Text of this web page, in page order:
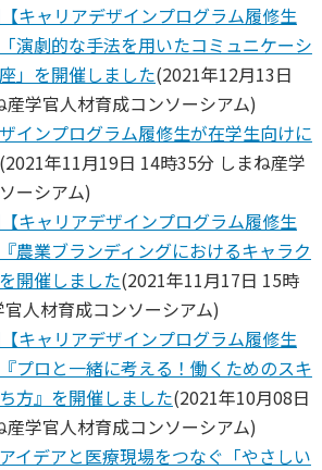
キャリアデザインプログラム履修生
演劇的な手法を用いたコミュニケーシ
」を開催しました(2021年12月13日
産学官人材育成コンソーシアム)
インプログラム履修生が在学生向けに
2021年11月19日 14時35分 しまね産学
ーシアム)
キャリアデザインプログラム履修生
農業ブランディングにおけるキャラク
開催しました(2021年11月17日 15時
官人材育成コンソーシアム)
キャリアデザインプログラム履修生
プロと一緒に考える！働くためのスキ
方』を開催しました(2021年10月08日
産学官人材育成コンソーシアム)
イデアと医療現場をつなぐ「やさしい